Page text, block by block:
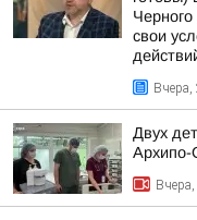
Черного
свои
Двух
Архипо-